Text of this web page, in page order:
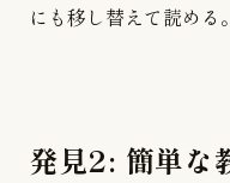
にも移し替えて読める。
発見2: 簡単な